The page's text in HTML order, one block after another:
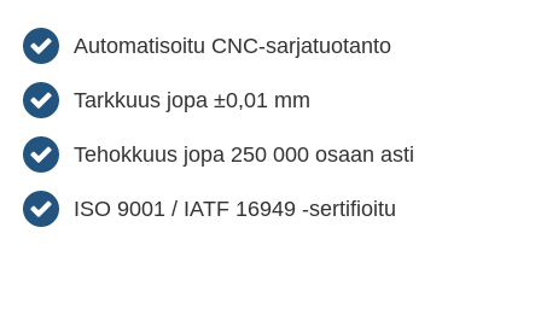
Automatisoitu CNC-sarjatuotanto
Tarkkuus jopa ±0,01 mm
Tehokkuus jopa 250 000 osaan asti
ISO 9001 / IATF 16949 -sertifioitu